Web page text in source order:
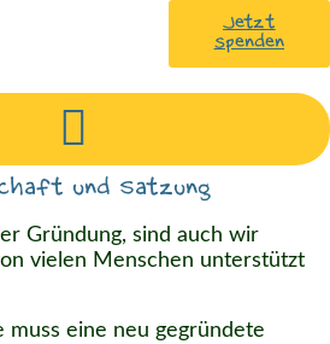
Jetzt
spenden
und Satzung
Gründung, sind auch wir
vielen Menschen unterstützt
muss eine neu gegründete